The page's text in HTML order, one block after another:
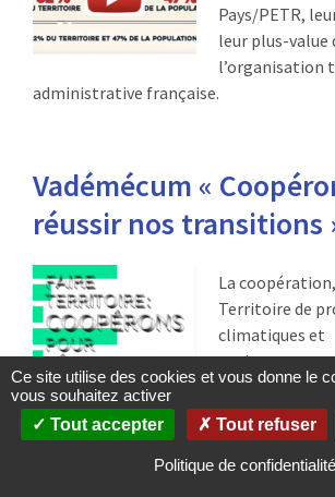
Pays/PETR,
leur plus-value
l’organisation
administrative française.
Vadémécum «
réussir nos transitions
La
Territoire de
climatiques et
économique,
culture… La
par les Territoires de projet se décline à
Ce site utilise des cookies et vous donne le
vous souhaitez activer
Tout accepter
Tout refuser
Politique de confidentialité